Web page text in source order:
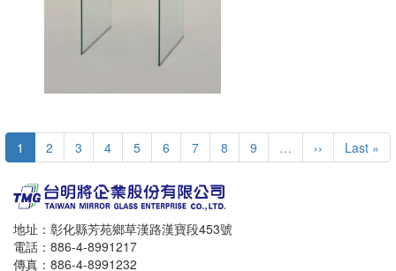
Pagination
目
前
頁
面
1 Page
2 Page
3 Page
4 Page
5 Page
6 Page
7 Page
8 Page
9 …
下
一
››
Last
page
Last »
地址：彰化縣芳苑鄉草漢路漢寶段453號
電話：886-4-8991217
傳真：886-4-8991232